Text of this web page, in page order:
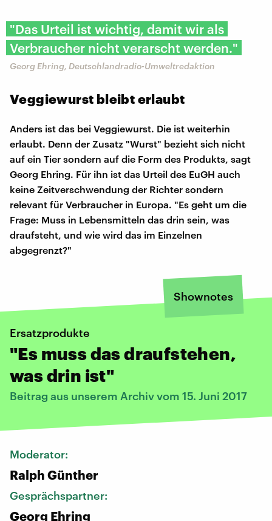
"Das Urteil ist wichtig, damit wir als
Verbraucher nicht verarscht werden."
Georg Ehring, Deutschlandradio-Umweltredaktion
Veggiewurst bleibt erlaubt
Anders ist das bei Veggiewurst. Die ist weiterhin
erlaubt. Denn der Zusatz "Wurst" bezieht sich nicht
auf ein Tier sondern auf die Form des Produkts, sagt
Georg Ehring. Für ihn ist das Urteil des EuGH auch
keine Zeitverschwendung der Richter sondern
relevant für Verbraucher in Europa. "Es geht um die
Frage: Muss in Lebensmitteln das drin sein, was
draufsteht, und wie wird das im Einzelnen
abgegrenzt?"
Shownotes
Ersatzprodukte
"Es muss das draufstehen,
was drin ist"
Beitrag aus unserem Archiv vom 15. Juni 2017
Moderator:
Ralph Günther
Gesprächspartner:
Georg Ehring